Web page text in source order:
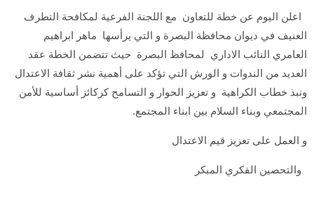
اعلن اليوم عن خطة للتعاون مع اللجنة الفرعية لمكافحة التطرف
العنيف في ديوان محافظة البصرة و التي يرأسها ماهر ابراهيم
العامري النائب الاداري لمحافظ البصرة حيث تتضمن الخطة عقد
العديد من الندوات و الورش التي تؤكد على أهمية نشر ثقافة الاعتدال
ونبذ خطاب الكراهية و تعزيز الحوار و التسامح كركائز أساسية للأمن
المجتمعي وبناء السلام بين ابناء المجتمع.
و العمل على تعزيز قيم الاعتدال
والتحصين الفكري المبكر